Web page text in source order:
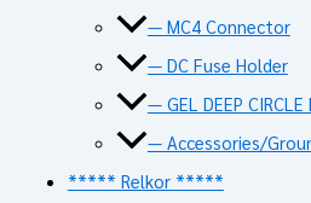
— MC4 Connector
— DC Fuse Holder
— GEL DEEP CIRCLE
— Accessories/
***** Relkor *****